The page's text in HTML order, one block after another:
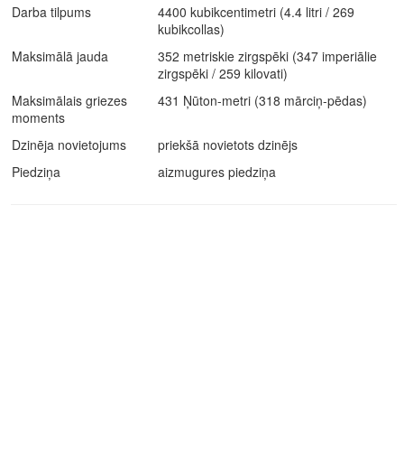
Darba tilpums
4400 kubikcentimetri (4.4 litri / 269
kubikcollas)
Maksimālā jauda
352 metriskie zirgspēki (347 imperiālie
zirgspēki / 259 kilovati)
Maksimālais griezes
moments
431 Ņūton-metri (318 mārciņ-pēdas)
Dzinēja novietojums
priekšā novietots dzinējs
Piedziņa
aizmugures piedziņa